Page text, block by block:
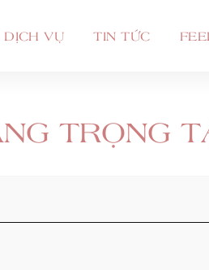
DỊCH VỤ TIN TỨC
TRỌNG